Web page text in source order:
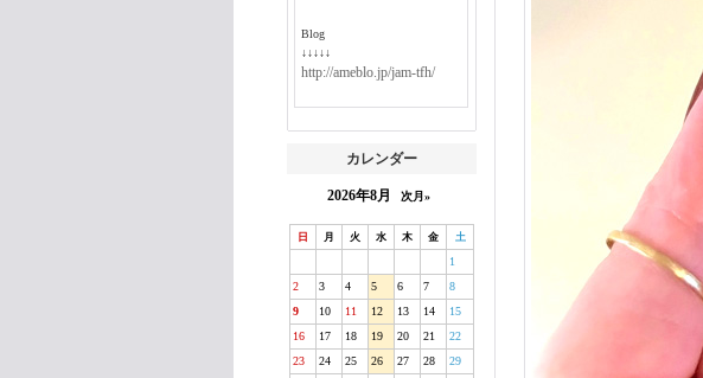
Blog
↓↓↓↓↓
http://ameblo.jp/jam-tfh/
カレンダー
2026年8月 次月»
日 月 火 水 木 金 土
1
2
3 4 5 6 7
8
9
10 11 12 13 14
15
16
17 18 19 20 21
22
23
24 25 26 27 28
29